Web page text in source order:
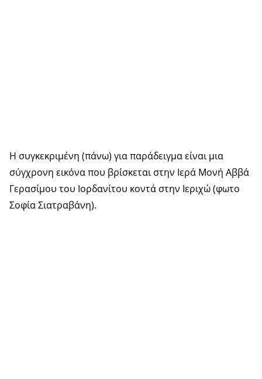
Η συγκεκριμένη (πάνω) για παράδειγμα είναι μια
σύγχρονη εικόνα που βρίσκεται στην Ιερά Μονή Αββά
Γερασίμου του Ιορδανίτου κοντά στην Ιεριχώ (φωτο
Σοφία Σιατραβάνη).